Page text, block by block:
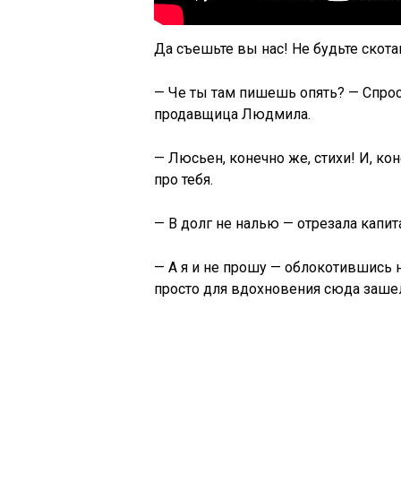
Да съешьте вы нас! Не будьте
— Че ты там пишешь опять? —
продавщица Людмила.
— Люсьен, конечно же, стихи! И,
про тебя.
— В долг не налью — отрезала
— А я и не прошу — облокотившись
просто для вдохновения сюда